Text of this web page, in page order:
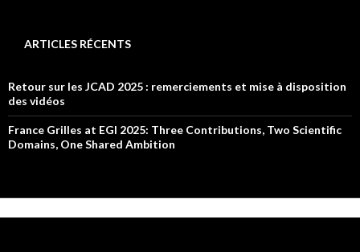
ARTICLES RÉCENTS
Retour sur les JCAD 2025 : remerciements et mise à disposition
des vidéos
France Grilles at EGI 2025: Three Contributions, Two Scientific
Domains, One Shared Ambition